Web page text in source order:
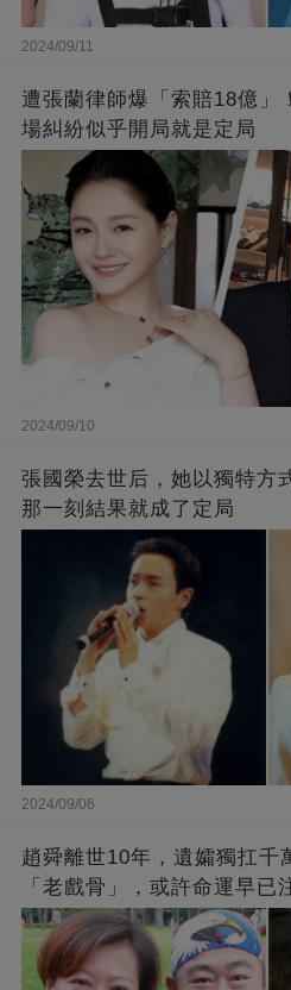
2024/09/11
遭張蘭律師爆「索賠18億」
場糾紛似乎開局就是定局
2024/09/10
張國榮去世后，她以獨特方
那一刻結果就成了定局
2024/09/06
趙舜離世10年，遺孀獨扛千
「老戲骨」，或許命運早已